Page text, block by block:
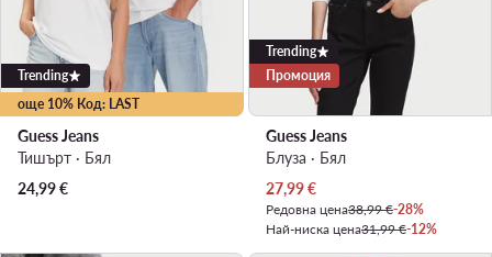
още 10% Код: LAST
Trending
Guess Jeans
Тишърт · Бял
24,99€
Trending
Промоция
Guess Jeans
Блуза · Бял
Актуална цена
27,99€
Редовна цена38,99 €-28%
Най-ниска цена31,99 €-12%